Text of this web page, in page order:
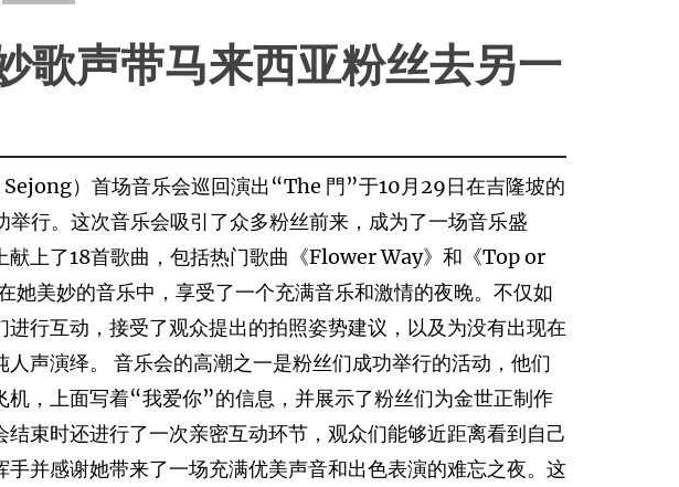
歌声带马来西亚粉丝去另一
）首场音乐会巡回演出“The 門”于10月29日在吉隆坡的
行。这次音乐会吸引了众多粉丝前来，成为了一场音乐盛
献上了18首歌曲，包括热门歌曲《Flower Way》和《Top or
她美妙的音乐中，享受了一个充满音乐和激情的夜晚。不仅如
进行互动，接受了观众提出的拍照姿势建议，以及为没有出现在
人声演绎。 音乐会的高潮之一是粉丝们成功举行的活动，他们
机，上面写着“我爱你”的信息，并展示了粉丝们为金世正制作
结束时还进行了一次亲密互动环节，观众们能够近距离看到自己
手并感谢她带来了一场充满优美声音和出色表演的难忘之夜。这